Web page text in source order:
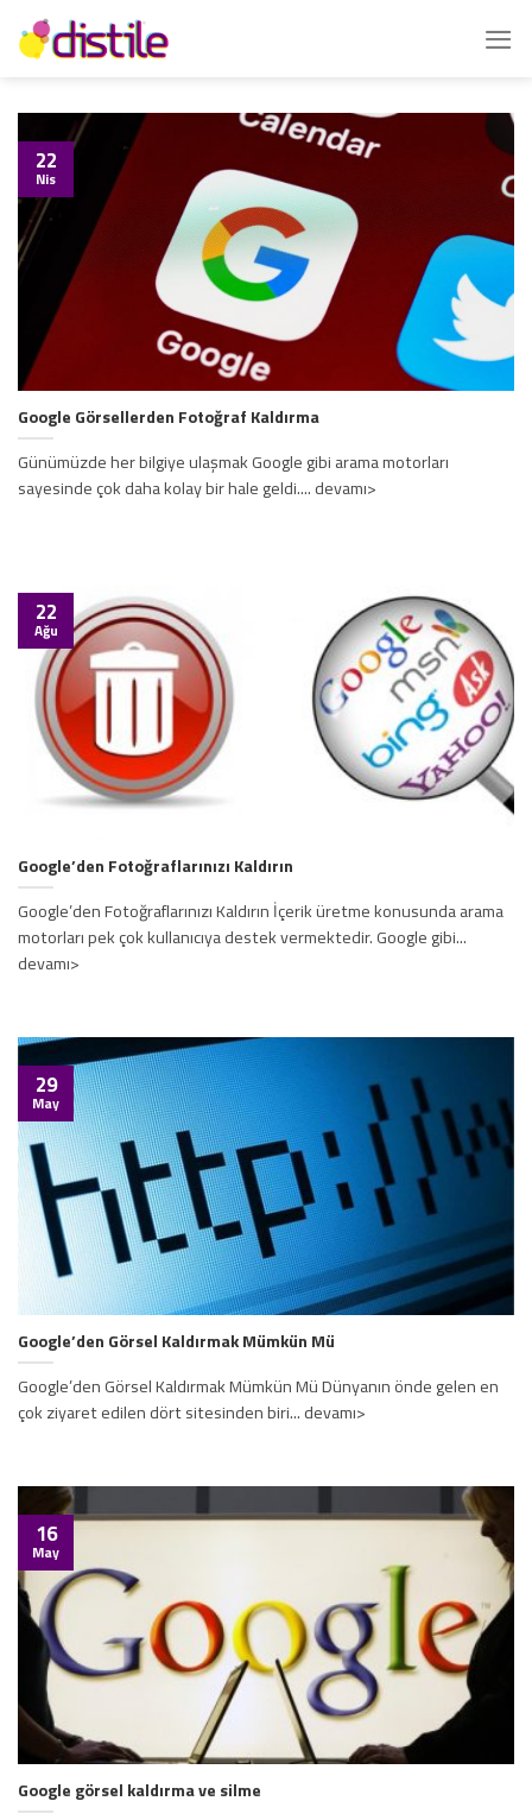
İçeriğe
atla
Google Görsellerden Fotoğraf Kaldırma
Günümüzde her bilgiye ulaşmak Google gibi arama motorları
sayesinde çok daha kolay bir hale geldi.... devamı>
22
Nis
Google’den Fotoğraflarınızı Kaldırın
Google’den Fotoğraflarınızı Kaldırın İçerik üretme konusunda arama
motorları pek çok kullanıcıya destek vermektedir. Google gibi...
devamı>
22
Ağu
Google’den Görsel Kaldırmak Mümkün Mü
Google’den Görsel Kaldırmak Mümkün Mü Dünyanın önde gelen en
çok ziyaret edilen dört sitesinden biri... devamı>
29
May
Google görsel kaldırma ve silme
16
May